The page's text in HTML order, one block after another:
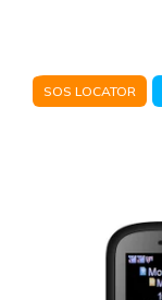
SOS LOCATOR